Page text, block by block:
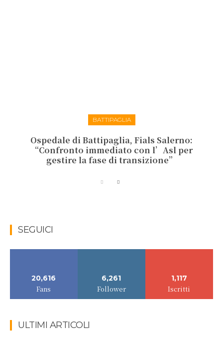
BATTIPAGLIA
Ospedale di Battipaglia, Fials Salerno:
“Confronto immediato con l’Asl per
gestire la fase di transizione”
SEGUICI
20,616
Fans
6,261
Follower
1,117
Iscritti
ULTIMI ARTICOLI